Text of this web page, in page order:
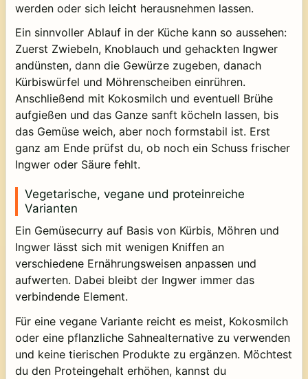
werden oder sich leicht herausnehmen lassen.
Ein sinnvoller Ablauf in der Küche kann so aussehen:
Zuerst Zwiebeln, Knoblauch und gehackten Ingwer
andünsten, dann die Gewürze zugeben, danach
Kürbiswürfel und Möhrenscheiben einrühren.
Anschließend mit Kokosmilch und eventuell Brühe
aufgießen und das Ganze sanft köcheln lassen, bis
das Gemüse weich, aber noch formstabil ist. Erst
ganz am Ende prüfst du, ob noch ein Schuss frischer
Ingwer oder Säure fehlt.
Vegetarische, vegane und proteinreiche
Varianten
Ein Gemüsecurry auf Basis von Kürbis, Möhren und
Ingwer lässt sich mit wenigen Kniffen an
verschiedene Ernährungsweisen anpassen und
aufwerten. Dabei bleibt der Ingwer immer das
verbindende Element.
Für eine vegane Variante reicht es meist, Kokosmilch
oder eine pflanzliche Sahnealternative zu verwenden
und keine tierischen Produkte zu ergänzen. Möchtest
du den Proteingehalt erhöhen, kannst du